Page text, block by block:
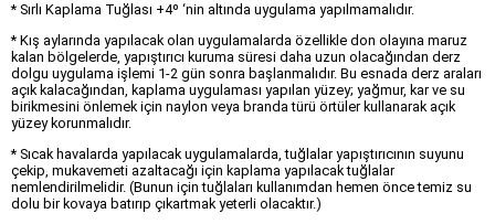
* Sırlı Kaplama Tuğlası +4º ‘nin altında uygulama yapılmamalıdır.
* Kış aylarında yapılacak olan uygulamalarda özellikle don olayına maruz
kalan bölgelerde, yapıştırıcı kuruma süresi daha uzun olacağından derz
dolgu uygulama işlemi 1-2 gün sonra başlanmalıdır. Bu esnada derz araları
açık kalacağından, kaplama uygulaması yapılan yüzey; yağmur, kar ve su
birikmesini önlemek için naylon veya branda türü örtüler kullanarak açık
yüzey korunmalıdır.
* Sıcak havalarda yapılacak uygulamalarda, tuğlalar yapıştırıcının suyunu
çekip, mukavemeti azaltacağı için kaplama yapılacak tuğlalar
nemlendirilmelidir. (Bunun için tuğlaları kullanımdan hemen önce temiz su
dolu bir kovaya batırıp çıkartmak yeterli olacaktır.)